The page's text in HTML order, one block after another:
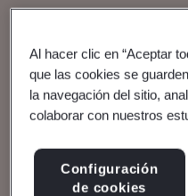
Directrices de
Leer el folleto
Al hacer clic en “Aceptar
que las cookies se
la navegación del sitio,
colaborar con nuestros
Configuración
de cookies